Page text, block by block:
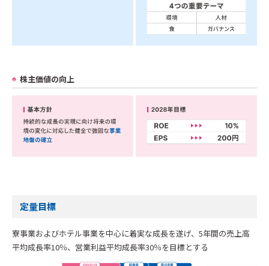
株主価値の向上
定量目標
寮事業およびホテル事業を中心に着実な成長を遂げ、5年間の売上高
平均成長率10％、営業利益平均成長率30％を目標とする